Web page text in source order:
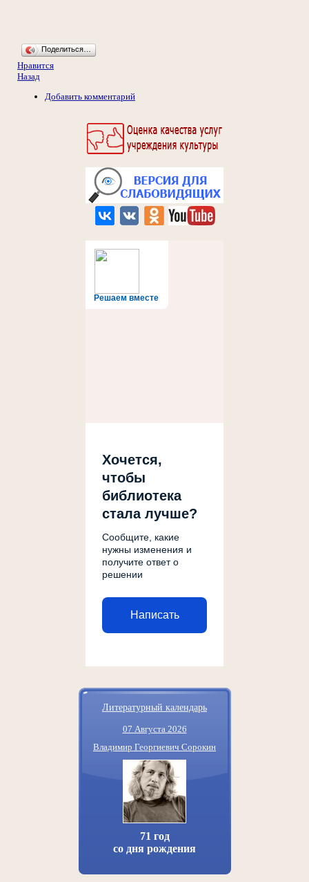
Решаем вместе
Хочется,
чтобы
библиотека
стала лучше?
Сообщите, какие
нужны изменения и
получите ответ о
решении
Написать
Литературный календарь
07 Августа 2026
Владимир Георгиевич Сорокин
71 год
со дня рождения
Поделиться…
Нравится
Назад
Добавить комментарий